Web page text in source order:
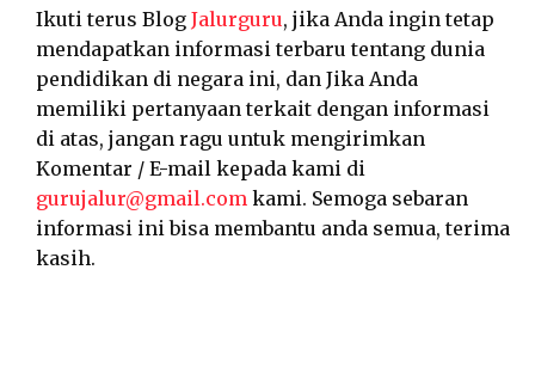
Ikuti terus Blog Jalurguru, jika Anda ingin tetap
mendapatkan informasi terbaru tentang dunia
pendidikan di negara ini, dan Jika Anda
memiliki pertanyaan terkait dengan informasi
di atas, jangan ragu untuk mengirimkan
Komentar / E-mail kepada kami di
gurujalur@gmail.com kami. Semoga sebaran
informasi ini bisa membantu anda semua, terima
kasih.